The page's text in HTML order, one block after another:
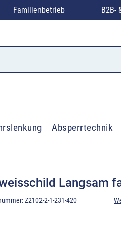
Familienbetrieb B2B-
Absperrtechnik
Langsam
Z2102-2-1-231-420